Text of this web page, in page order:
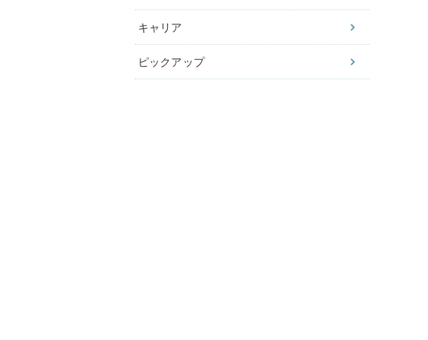
キャリア
ピックアップ